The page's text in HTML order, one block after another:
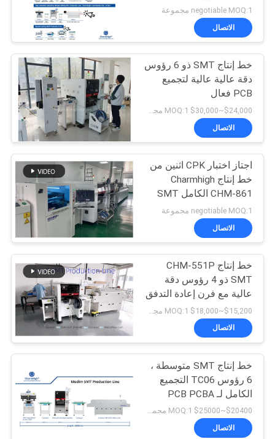
خريطة
الموقع
سياسة
الخصوصية
Reflow
negotiable MOQ:1 مجموعة
الاتصال
خط إنتاج SMT ذو 6 رؤوس
دقة عالية عالية لتجميع
PCB فعال
الاتصال
اجتاز اختبار CPK اثنين من
خط إنتاج Charmhigh
CHM-861 الكامل SMT
IPC9850 26000cph
negotiable MOQ:1 مجموعة
الاتصال
خط إنتاج CHM-551P
SMT ذو 4 رؤوس دقة
عالية مع فرن إعادة التدفق
ذو 4 مناطق لتجميع PCB
الاتصال
خط إنتاج SMT متوسطة ،
6 رؤوس TC06 التجميع
الكامل لـ PCB PCBA
التصنيع
$20400~$25000 MOQ:1 مجموعة
الاتصال